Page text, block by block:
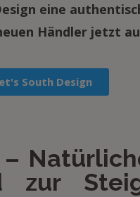
eine
Händler jetzt
South Design
zur